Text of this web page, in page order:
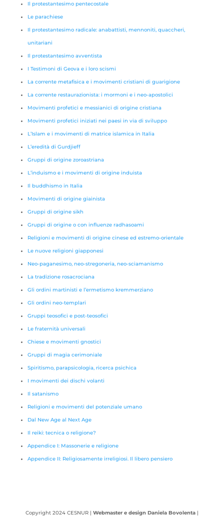
Il protestantesimo pentecostale
Le parachiese
Il protestantesimo radicale: anabattisti, mennoniti, quaccheri,
unitariani
Il protestantesimo avventista
I Testimoni di Geova e i loro scismi
La corrente metafisica e i movimenti cristiani di guarigione
La corrente restaurazionista: i mormoni e i neo-apostolici
Movimenti profetici e messianici di origine cristiana
Movimenti profetici iniziati nei paesi in via di sviluppo
L’Islam e i movimenti di matrice islamica in Italia
L’eredità di Gurdjieff
Gruppi di origine zoroastriana
L’induismo e i movimenti di origine induista
Il buddhismo in Italia
Movimenti di origine giainista
Gruppi di origine sikh
Gruppi di origine o con influenze radhasoami
Religioni e movimenti di origine cinese ed estremo-orientale
Le nuove religioni giapponesi
Neo-paganesimo, neo-stregoneria, neo-sciamanismo
La tradizione rosacrociana
Gli ordini martinisti e l’ermetismo kremmerziano
Gli ordini neo-templari
Gruppi teosofici e post-teosofici
Le fraternità universali
Chiese e movimenti gnostici
Gruppi di magia cerimoniale
Spiritismo, parapsicologia, ricerca psichica
I movimenti dei dischi volanti
Il satanismo
Religioni e movimenti del potenziale umano
Dal New Age al Next Age
Il reiki: tecnica o religione?
Appendice I: Massonerie e religione
Appendice II: Religiosamente irreligiosi. Il libero pensiero
Copyright 2024 CESNUR | Webmaster e design Daniela Bovolenta|